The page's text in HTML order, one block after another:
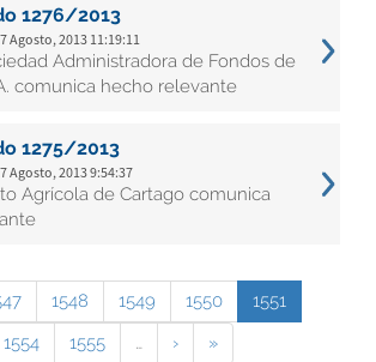
1276/2013
Agosto, 2013 11:19:11
Administradora de Fondos de
comunica hecho relevante
1275/2013
Agosto, 2013 9:54:37
Agrícola de Cartago comunica
1548 1549 1550
1551
1554 1555 … › »